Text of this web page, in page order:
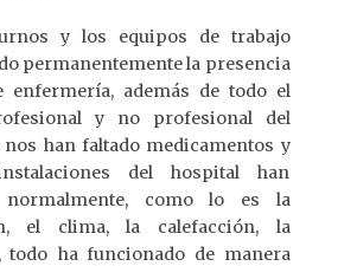
y los equipos de trabajo
permanentemente la presencia
enfermería, además de todo el
y no profesional del
nos han faltado medicamentos y
del hospital han
normalmente, como lo es la
el clima, la calefacción, la
todo ha funcionado de manera